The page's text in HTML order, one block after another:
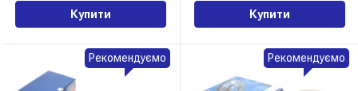
Купити Купити
Рекомендуємо Рекомендуємо